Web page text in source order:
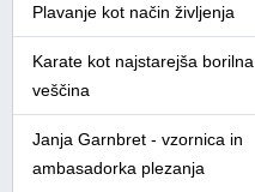
Plavanje kot način življenja
Karate kot najstarejša borilna
veščina
Janja Garnbret - vzornica in
ambasadorka plezanja